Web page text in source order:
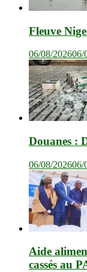
Fleuve
06/08/202606/
Douanes :
06/08/202606/
Aide
cassés au